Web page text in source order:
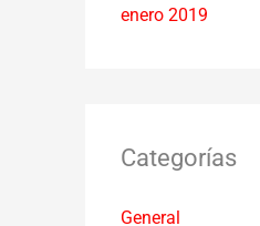
enero 2019
Categorías
General